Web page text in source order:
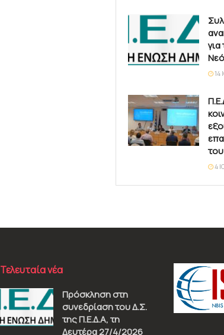
14
4
Τελευταία νέα
Πρόσκληση στη
συνεδρίαση του Δ.Σ.
της Π.Ε.Δ.Α, τη
Δευτέρα 27/4/2026